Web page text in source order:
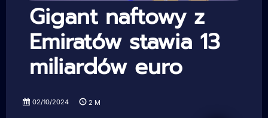
Gigant naftowy z
Emiratów stawia 13
miliardów euro
02/10/2024 2 M